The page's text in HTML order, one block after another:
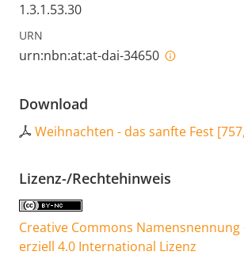
1.3.1.53.30
URN
urn:nbn:at:at-dai-34650
Download
Weihnachten - das sanfte Fest [
Lizenz-/Rechtehinweis
Creative Commons
erziell 4.0 International Lizenz